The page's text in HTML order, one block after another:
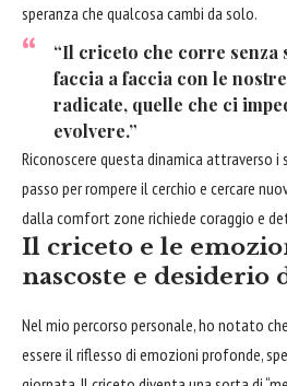
speranza che qualcosa cambi da solo.
“Il criceto che corre senza
faccia a faccia con le
radicate, quelle che ci
evolvere.”
Riconoscere questa dinamica attraverso i
passo per rompere il cerchio e cercare
dalla comfort zone richiede coraggio e
Il criceto e le
nascoste e desiderio
Nel mio percorso personale, ho notato
essere il riflesso di emozioni profonde,